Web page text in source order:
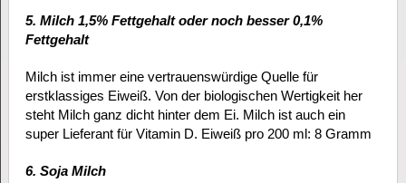
5. Milch 1,5% Fettgehalt oder noch besser 0,1%
Fettgehalt
Milch ist immer eine vertrauenswürdige Quelle für
erstklassiges Eiweiß. Von der biologischen Wertigkeit her
steht Milch ganz dicht hinter dem Ei. Milch ist auch ein
super Lieferant für Vitamin D. Eiweiß pro 200 ml: 8 Gramm
6. Soja Milch